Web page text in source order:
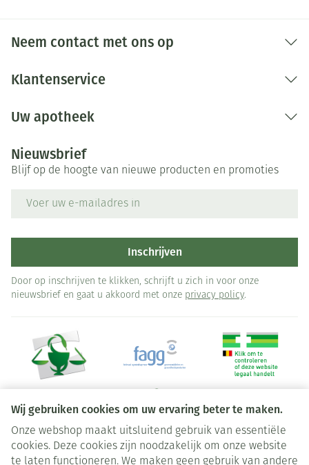
Wij gebruiken cookies om uw ervaring beter te maken.
Onze webshop maakt uitsluitend gebruik van essentiële
cookies. Deze cookies zijn noodzakelijk om onze website
te laten functioneren. We maken geen gebruik van andere
Neem contact met ons op
Klantenservice
Uw apotheek
Nieuwsbrief
Blijf op de hoogte van nieuwe producten en promoties
Inschrijven
Door op inschrijven te klikken, schrijft u zich in voor onze
nieuwsbrief en gaat u akkoord met onze privacy policy.
Juridische links